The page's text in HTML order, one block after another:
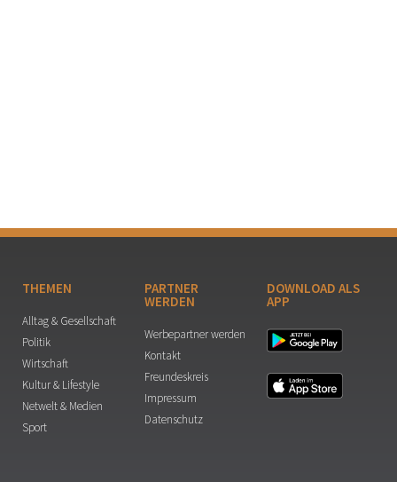
THEMEN
Alltag & Gesellschaft
Politik
Wirtschaft
Kultur & Lifestyle
Netwelt & Medien
Sport
PARTNER
WERDEN
Werbepartner werden
Kontakt
Freundeskreis
Impressum
Datenschutz
DOWNLOAD ALS
APP